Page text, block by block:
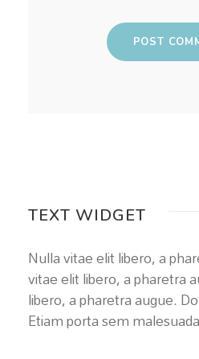
TEXT WIDGET
Nulla vitae elit libero, a
vitae elit libero, a pharetra
libero, a pharetra augue.
Etiam porta sem